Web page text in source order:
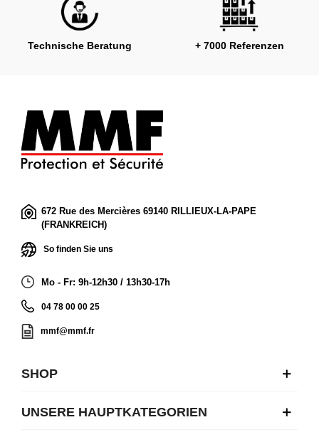
Technische Beratung + 7000 Referenzen
672 Rue des Mercières 69140 RILLIEUX-LA-PAPE
(FRANKREICH)
So finden Sie uns
Mo - Fr: 9h-12h30 / 13h30-17h
04 78 00 00 25
mmf@mmf.fr
SHOP
UNSERE HAUPTKATEGORIEN